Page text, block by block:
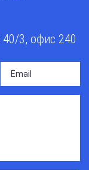
40/3, офис 240